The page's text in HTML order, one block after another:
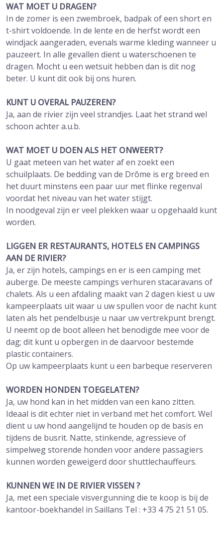
WAT MOET U DRAGEN?
In de zomer is een zwembroek, badpak of een short en
t-shirt voldoende. In de lente en de herfst wordt een
windjack aangeraden, evenals warme kleding wanneer u
pauzeert. In alle gevallen dient u waterschoenen te
dragen. Mocht u een wetsuit hebben dan is dit nog
beter. U kunt dit ook bij ons huren.
KUNT U OVERAL PAUZEREN?
Ja, aan de rivier zijn veel strandjes. Laat het strand wel
schoon achter a.u.b.
WAT MOET U DOEN ALS HET ONWEERT?
U gaat meteen van het water af en zoekt een
schuilplaats. De bedding van de Drôme is erg breed en
het duurt minstens een paar uur met flinke regenval
voordat het niveau van het water stijgt.
In noodgeval zijn er veel plekken waar u opgehaald kunt
worden.
LIGGEN ER RESTAURANTS, HOTELS EN CAMPINGS
AAN DE RIVIER?
Ja, er zijn hotels, campings en er is een camping met
auberge. De meeste campings verhuren stacaravans of
chalets. Als u een afdaling maakt van 2 dagen kiest u uw
kampeerplaats uit waar u uw spullen voor de nacht kunt
laten als het pendelbusje u naar uw vertrekpunt brengt.
U neemt op de boot alleen het benodigde mee voor de
dag; dit kunt u opbergen in de daarvoor bestemde
plastic containers.
Op uw kampeerplaats kunt u een barbeque reserveren
WORDEN HONDEN TOEGELATEN?
Ja, uw hond kan in het midden van een kano zitten.
Ideaal is dit echter niet in verband met het comfort. Wel
dient u uw hond aangelijnd te houden op de basis en
tijdens de busrit. Natte, stinkende, agressieve of
simpelweg storende honden voor andere passagiers
kunnen worden geweigerd door shuttlechauffeurs.
KUNNEN WE IN DE RIVIER VISSEN ?
Ja, met een speciale visvergunning die te koop is bij de
kantoor-boekhandel in Saillans Tel : +33 4 75 21 51 05.